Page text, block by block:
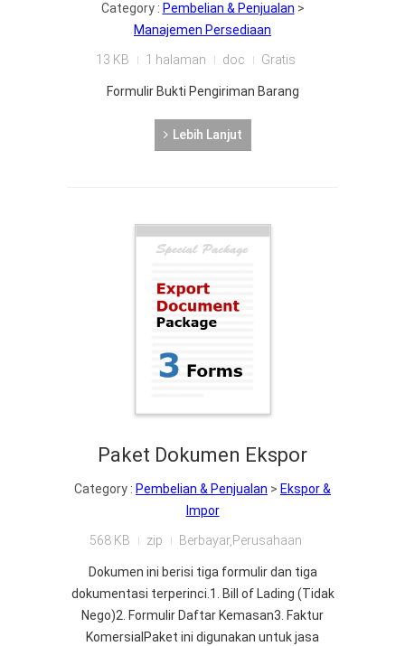
Category : Pembelian & Penjualan >
Manajemen Persediaan
13 KB 1 halaman doc Gratis
Formulir Bukti Pengiriman Barang
Lebih Lanjut
Paket Dokumen Ekspor
Category : Pembelian & Penjualan > Ekspor &
Impor
568 KB zip Berbayar,Perusahaan
Dokumen ini berisi tiga formulir dan tiga
dokumentasi terperinci.1. Bill of Lading (Tidak
Nego)2. Formulir Daftar Kemasan3. Faktur
KomersialPaket ini digunakan untuk jasa